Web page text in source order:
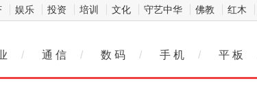
娱乐 投资 培训 文化 守艺中华 佛教 红木
/ 通 信 / 数 码 / 手 机 / 平 板